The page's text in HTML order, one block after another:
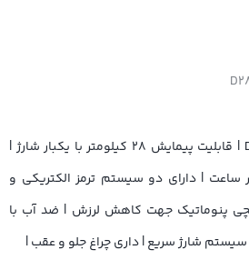
اسکوتر برقی ناین بات D۲۸E | قابلیت پیمایش ۲۸ کیلومتر با یکبار شارژ |
۲۵ کیلومتر بر ساعت | دارای دو سیستم ترمز الکتریکی و
ایی | تایر های ۱۰ اینچی پنوماتیک جهت کاهش لرزش | ضد آب با